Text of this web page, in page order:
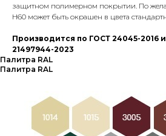
защитном полимерном покрытии. По
Н60 может быть окрашен в цвета
Производится по ГОСТ 24045-2016
21497944-2023
Палитра RAL
Палитра RAL